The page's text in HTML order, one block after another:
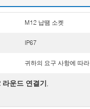
M12 납땜 소켓
IP67
귀하의 요구 사항에 따라
운드 연결기